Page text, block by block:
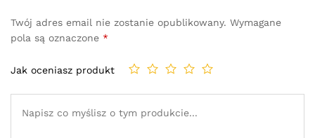
Twój adres email nie zostanie opublikowany. Wymagane
pola są oznaczone *
Jak oceniasz produkt